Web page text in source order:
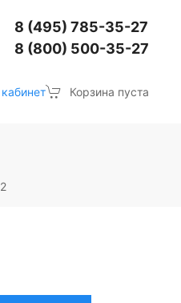
8 (495) 785-35-27
8 (800) 500-35-27
Корзина пуста